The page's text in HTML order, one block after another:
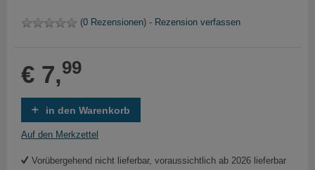
(0 Rezensionen) - Rezension verfassen
€ 7,99
in den Warenkorb
Auf den Merkzettel
Vorübergehend nicht lieferbar, voraussichtlich ab 2026 lieferbar